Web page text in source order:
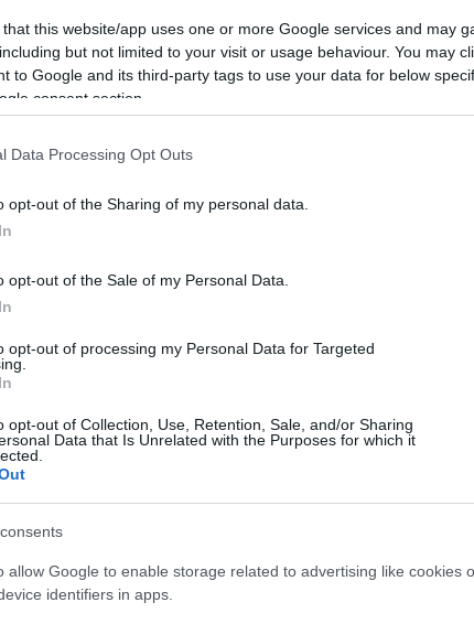
that this website/app uses one or more Google services and may
but not limited to your visit or usage behaviour. You may
to Google and its third-party tags to use your data for below
consent section.
Data Processing Opt Outs
opt-out of the Sharing of my personal data.
opt-out of the Sale of my Personal Data.
opt-out of processing my Personal Data for Targeted
opt-out of Collection, Use, Retention, Sale, and/or Sharing
Data that Is Unrelated with the Purposes for which it
allow Google to enable storage related to advertising like cookies
identifiers in apps.
που γέρνει» και Ko Tapu, που σημαίνει «Καρφί»,
Bond καθώς εκεί γυρίστηκε και μία από τις ταινίες
the Golden Gun, κάνοντάς τα έτσι ένα από τα